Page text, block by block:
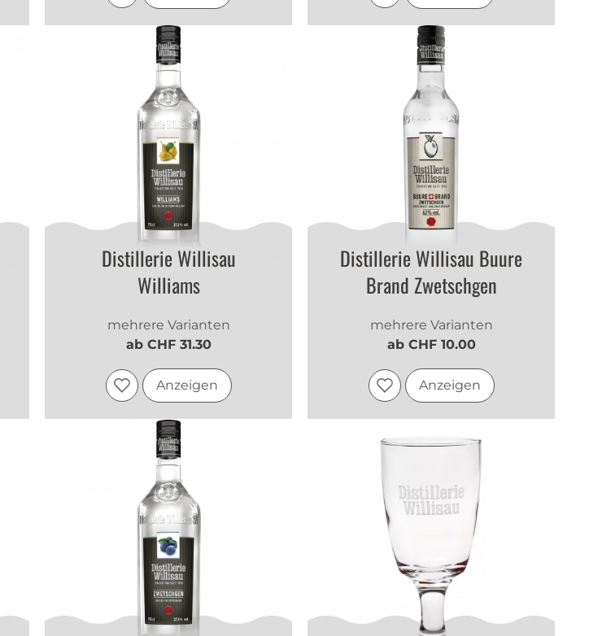
Distillerie Willisau
Williams
mehrere Varianten
ab CHF 31.30
Anzeigen
Distillerie Willisau Buure
Brand Zwetschgen
mehrere Varianten
ab CHF 10.00
Anzeigen